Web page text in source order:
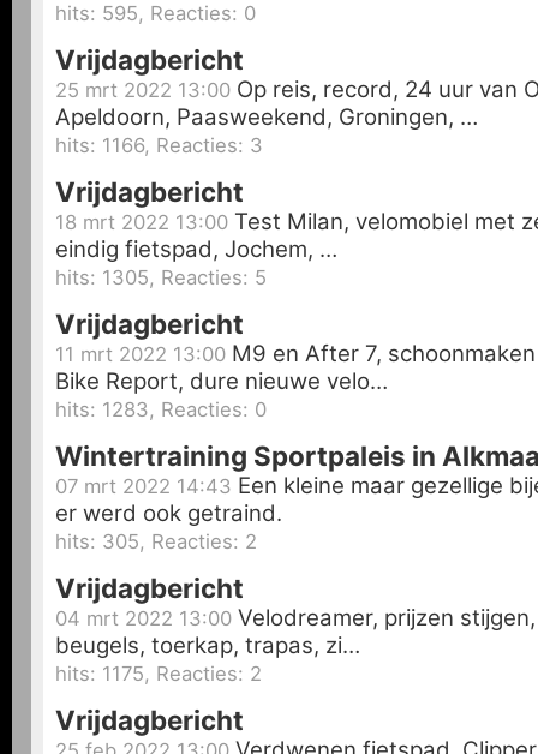
hits: 595, Reacties: 0
Vrijdagbericht
25 mrt 2022 13:00 Op reis, record, 24 uur van
Apeldoorn, Paasweekend, Groningen, …
hits: 1166, Reacties: 3
Vrijdagbericht
18 mrt 2022 13:00 Test Milan, velomobiel met
eindig fietspad, Jochem, …
hits: 1305, Reacties: 5
Vrijdagbericht
11 mrt 2022 13:00 M9 en After 7,
Bike Report, dure nieuwe velo…
hits: 1283, Reacties: 0
Wintertraining Sportpaleis in
07 mrt 2022 14:43 Een kleine maar gezellige
er werd ook getraind.
hits: 305, Reacties: 2
Vrijdagbericht
04 mrt 2022 13:00 Velodreamer, prijzen
beugels, toerkap, trapas, zi…
hits: 1175, Reacties: 2
Vrijdagbericht